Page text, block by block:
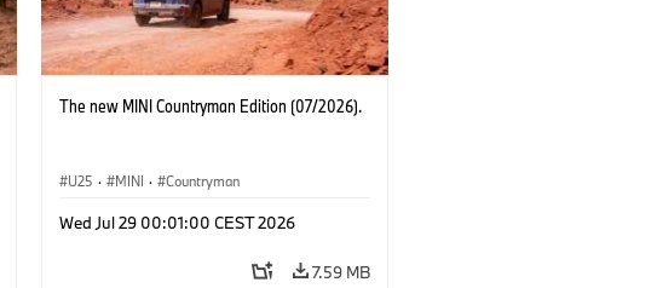
The new MINI Countryman Edition (07/2026).
U25 · MINI · Countryman
Wed Jul 29 00:01:00 CEST 2026
7.59 MB